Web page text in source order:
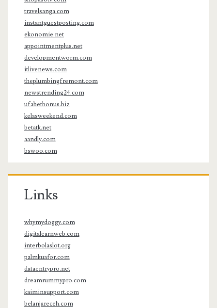
travelsanga.com
instantguestposting.com
ekonomie.net
appointmentplus.net
developmentworm.com
itlivenews.com
theplumbingfremont.com
newstrending24.com
ufabetbonus.biz
kelasweekend.com
betatk.net
aandly.com
bswoo.com
Links
whymydoggy.com
digitalearnweb.com
interbolaslot.org
palmkuafor.com
dataentrypro.net
dreamrummypro.com
kaiminsupport.com
belanjareceh.com